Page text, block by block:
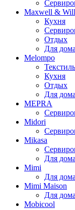
Maxwell &
Кухня
Отдых
Для дома
Melompo
Текстиль
Кухня
Отдых
Для дома
MEPRA
Midori
Mikasa
Для дома
Mimi
Для дома
Mimi Maison
Для дома
Mobicool